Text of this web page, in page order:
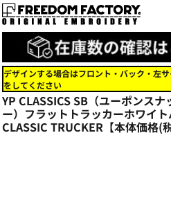
デザインする場合はフロント・バック・左
をしてください
YP CLASSICS SB（ユーポンス
ー）フラットトラッカーホワイト
CLASSIC TRUCKER【本体価格(